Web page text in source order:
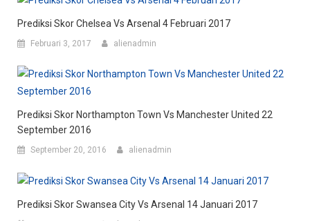
Prediksi Skor Chelsea Vs Arsenal 4 Februari 2017
Februari 3, 2017 alienadmin
Prediksi Skor Northampton Town Vs Manchester United 22
September 2016
September 20, 2016 alienadmin
Prediksi Skor Swansea City Vs Arsenal 14 Januari 2017